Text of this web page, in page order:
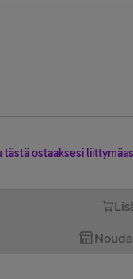
tästä ostaaksesi